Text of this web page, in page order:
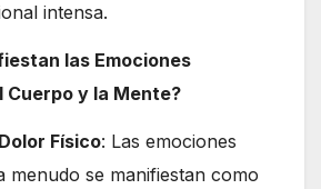
intensa.
las Emociones
Cuerpo y la Mente?
Físico: Las emociones
menudo se manifiestan como